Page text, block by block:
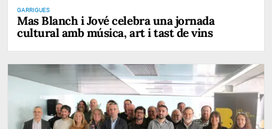
GARRIGUES
Mas Blanch i Jové celebra una jornada
cultural amb música, art i tast de vins